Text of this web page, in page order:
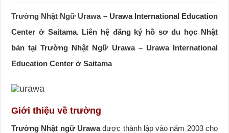
Trường Nhật Ngữ Urawa– Urawa International Education
Center ở Saitama. Liên hệ đăng ký hồ sơ du học Nhật
bản tại Trường Nhật Ngữ Urawa – Urawa International
Education Center ở Saitama
Giới thiệu về trường
Trường Nhật ngữ Urawađược thành lập vào năm 2003 cho